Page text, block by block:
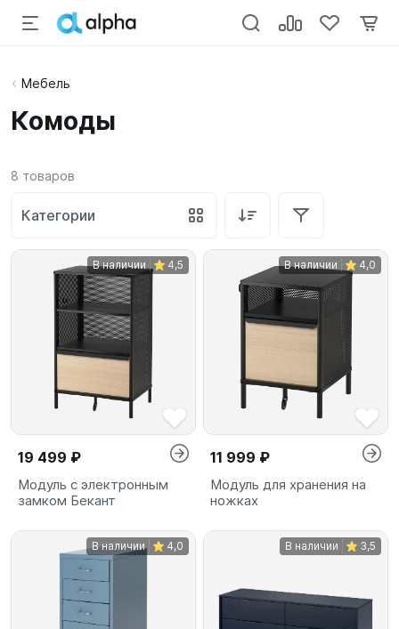
Мебель
Комоды
8 товаров
Категории
В наличии 4,5
19 499 ₽
Модуль с электронным
замком Бекант
В наличии 4,0
11 999 ₽
Модуль для хранения на
ножках
В наличии 4,0 В наличии 3,5